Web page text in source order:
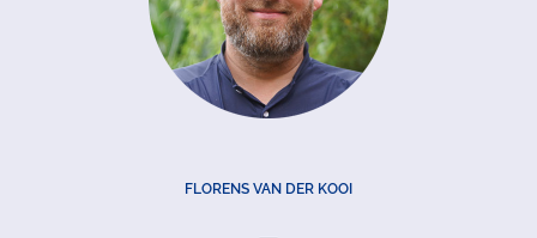
FLORENS VAN DER KOOI